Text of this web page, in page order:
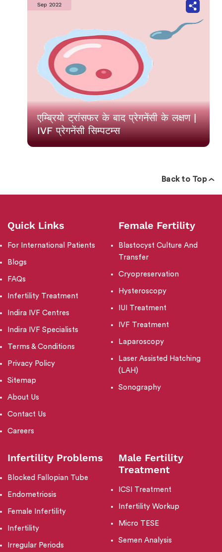
Sep 2022
एम्ब्रियो ट्रांसफर के बाद प्रेगनेंसी के लक्षण |
IVF प्रेगनेंसी सिम्पटम्स
Back to Top
Quick Links
For International Patients
Blogs
FAQs
Infertility Treatment
Indira IVF Centres
Indira IVF Specialists
Terms & Conditions
Privacy Policy
Sitemap
About Us
Contact Us
Careers
Female Fertility
Blastocyst Culture And
Transfer
Cryopreservation
Hysteroscopy
IUI Treatment
IVF Treatment
Laparoscopy
Laser Assisted Hatching
(LAH)
Sonography
Infertility Problems
Blocked Fallopian Tube
Endometriosis
Female Infertility
Infertility
Irregular Periods
Male Fertility
Treatment
ICSI Treatment
Infertility Workup
Micro TESE
Semen Analysis